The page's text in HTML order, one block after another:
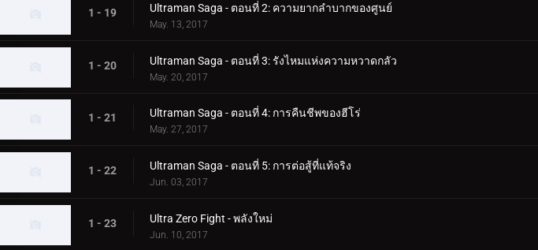
1 - 19 Ultraman Saga - ตอนที่ 2: ความยากลำบากของศูนย์
May. 13, 2017
1 - 20 Ultraman Saga - ตอนที่ 3: รังไหมแห่งความหวาดกลัว
May. 20, 2017
1 - 21 Ultraman Saga - ตอนที่ 4: การคืนชีพของฮีโร่
May. 27, 2017
1 - 22 Ultraman Saga - ตอนที่ 5: การต่อสู้ที่แท้จริง
Jun. 03, 2017
1 - 23 Ultra Zero Fight - พลังใหม่
Jun. 10, 2017